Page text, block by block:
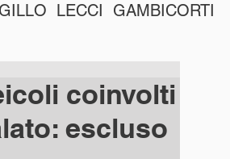
LECCI GAMBICORTI
coinvolti
escluso